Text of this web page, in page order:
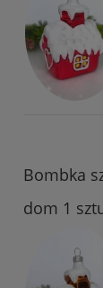
Bombka
dom 1